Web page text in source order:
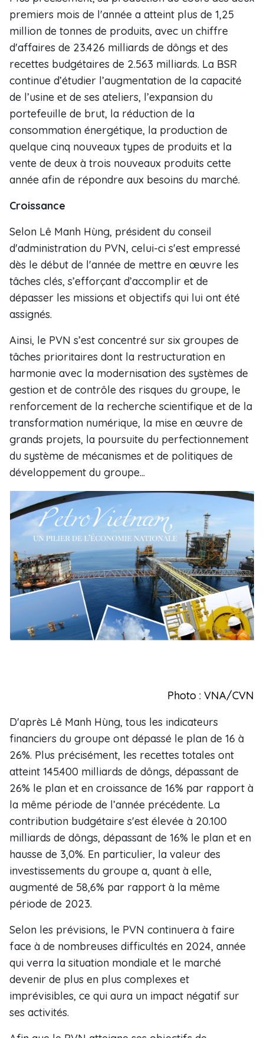
premiers mois de l'année a atteint plus de 1,25
million de tonnes de produits, avec un chiffre
d'affaires de 23.426 milliards de dôngs et des
recettes budgétaires de 2.563 milliards. La BSR
continue d’étudier l’augmentation de la capacité
de l’usine et de ses ateliers, l’expansion du
portefeuille de brut, la réduction de la
consommation énergétique, la production de
quelque cinq nouveaux types de produits et la
vente de deux à trois nouveaux produits cette
année afin de répondre aux besoins du marché.
Croissance
Selon Lê Manh Hùng, président du conseil
d'administration du PVN, celui-ci s'est empressé
dès le début de l'année de mettre en œuvre les
tâches clés, s’efforçant d’accomplir et de
dépasser les missions et objectifs qui lui ont été
assignés.
Ainsi, le PVN s’est concentré sur six groupes de
tâches prioritaires dont la restructuration en
harmonie avec la modernisation des systèmes de
gestion et de contrôle des risques du groupe, le
renforcement de la recherche scientifique et de la
transformation numérique, la mise en œuvre de
grands projets, la poursuite du perfectionnement
du système de mécanismes et de politiques de
développement du groupe...
Photo : VNA/CVN
D'après Lê Manh Hùng, tous les indicateurs
financiers du groupe ont dépassé le plan de 16 à
26%. Plus précisément, les recettes totales ont
atteint 145.400 milliards de dôngs, dépassant de
26% le plan et en croissance de 16% par rapport à
la même période de l’année précédente. La
contribution budgétaire s'est élevée à 20.100
milliards de dôngs, dépassant de 16% le plan et en
hausse de 3,0%. En particulier, la valeur des
investissements du groupe a, quant à elle,
augmenté de 58,6% par rapport à la même
période de 2023.
Selon les prévisions, le PVN continuera à faire
face à de nombreuses difficultés en 2024, année
qui verra la situation mondiale et le marché
devenir de plus en plus complexes et
imprévisibles, ce qui aura un impact négatif sur
ses activités.